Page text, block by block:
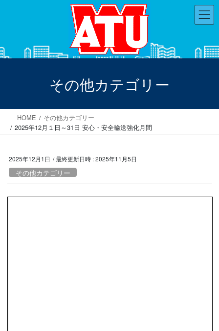
ツ
シ
その他カテゴリー
HOME
その他カテゴリー
2025年12月１日～31日 安心・安全輸送強化月間
2025年12月1日 / 最終更新日時 :2025年11月5日
その他カテゴリー